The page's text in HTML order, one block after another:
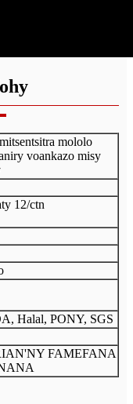
mololo
voankazo misy
12/ctn
Halal, PONY, SGS
FAMEFANA